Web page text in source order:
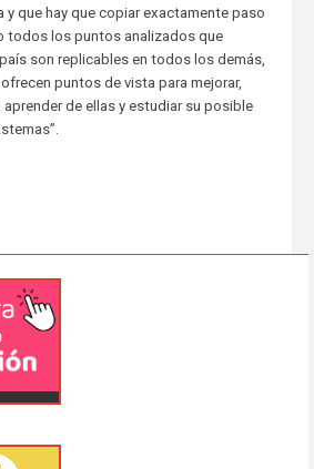
y que hay que copiar exactamente paso
todos los puntos analizados que
son replicables en todos los demás,
puntos de vista para mejorar,
de ellas y estudiar su posible